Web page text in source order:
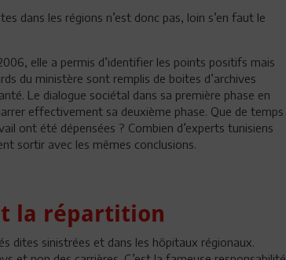
dans les régions n’est donc pas, loin s’en faut le
elle a permis d’identifier les points positifs mais
du ministère sont remplis de boites d’archives
Le dialogue sociétal dans sa première phase en
effectivement sa deuxième phase. Que de temps
ont été dépensées ? Combien d’experts tunisiens
sortir avec les mêmes conclusions.
la répartition
dites sinistrées et dans les hôpitaux régionaux.